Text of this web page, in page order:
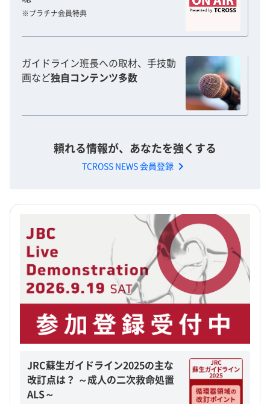
※プラチナ会員特典
ガイドライン班長への取材、手技動
画など独自コンテンツ多数
頼れる情報が、あなたを強くする
TCROSS NEWS 会員登録 chevron_right
JRC蘇生ガイドライン2025の主な
改訂点は？ ～成人の二次救命処置
ALS～